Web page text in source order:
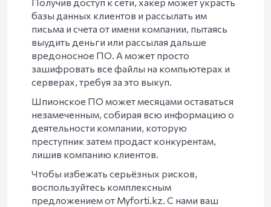
базы данных клиентов и рассылать им
письма и счета от имени компании, пытаясь
выудить деньги или рассылая дальше
вредоносное ПО. А может просто
зашифровать все файлы на компьютерах и
серверах, требуя за это выкуп.
Шпионское ПО может месяцами оставаться
незамеченным, собирая всю информацию о
деятельности компании, которую
преступник затем продаст конкурентам,
лишив компанию клиентов.
Чтобы избежать серьёзных рисков,
воспользуйтесь комплексным
предложением от Myforti.kz. С нами ваш